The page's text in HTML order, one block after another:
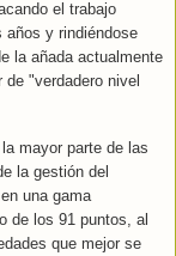
el trabajo
años y rindiéndose
la añada actualmente
"verdadero nivel
mayor parte de las
la gestión del
una gama
de los 91 puntos, al
que mejor se